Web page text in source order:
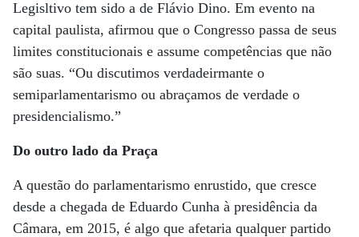
Legisltivo tem sido a de Flávio Dino. Em evento na
capital paulista, afirmou que o Congresso passa de seus
limites constitucionais e assume competências que não
são suas. “Ou discutimos verdadeirmante o
semiparlamentarismo ou abraçamos de verdade o
presidencialismo.”
Do outro lado da Praça
A questão do parlamentarismo enrustido, que cresce
desde a chegada de Eduardo Cunha à presidência da
Câmara, em 2015, é algo que afetaria qualquer partido